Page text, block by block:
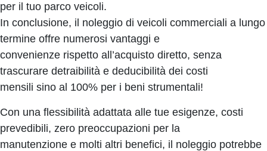
per il tuo parco veicoli.
In conclusione, il noleggio di veicoli commerciali a lungo
termine offre numerosi vantaggi e
convenienze rispetto all’acquisto diretto, senza
trascurare detraibilità e deducibilità dei costi
mensili sino al 100% per i beni strumentali!
Con una flessibilità adattata alle tue esigenze, costi
prevedibili, zero preoccupazioni per la
manutenzione e molti altri benefici, il noleggio potrebbe